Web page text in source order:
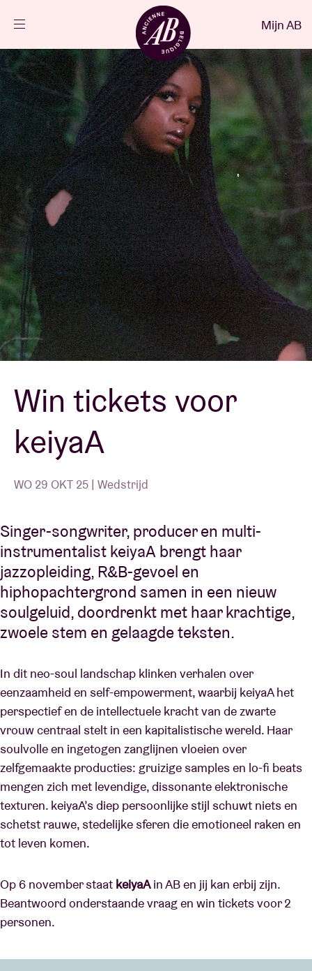
Agenda
Projecten
Nieuws
Bezoekersinfo
AB ❤ you
Zaalhuur
BRDCST
ABtv
Concertcheque
Over AB
Contact
Mijn AB
Win tickets voor
keiyaA
WO 29 OKT 25 | Wedstrijd
Singer-songwriter, producer en multi-
instrumentalist keiyaA brengt haar
jazzopleiding, R&B-gevoel en
hiphopachtergrond samen in een nieuw
soulgeluid, doordrenkt met haar krachtige,
zwoele stem en gelaagde teksten.
In dit neo-soul landschap klinken verhalen over
eenzaamheid en self-empowerment, waarbij keiyaA het
perspectief en de intellectuele kracht van de zwarte
vrouw centraal stelt in een kapitalistische wereld. Haar
soulvolle en ingetogen zanglijnen vloeien over
zelfgemaakte producties: gruizige samples en lo-fi beats
mengen zich met levendige, dissonante elektronische
texturen. keiyaA’s diep persoonlijke stijl schuwt niets en
schetst rauwe, stedelijke sferen die emotioneel raken en
tot leven komen.
Op 6 november staat keiyaAin AB en jij kan erbij zijn.
Beantwoord onderstaande vraag en win tickets voor 2
personen.